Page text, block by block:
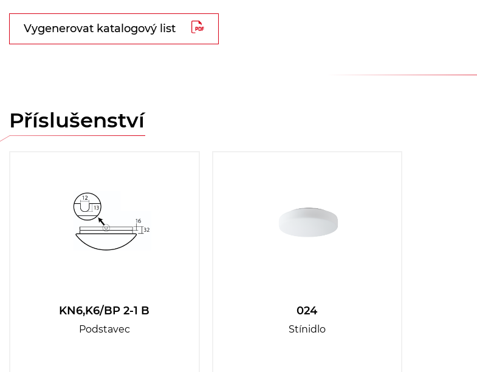
Vygenerovat katalogový list
Příslušenství
KN6,K6/BP 2-1 B
Podstavec
024
Stínidlo